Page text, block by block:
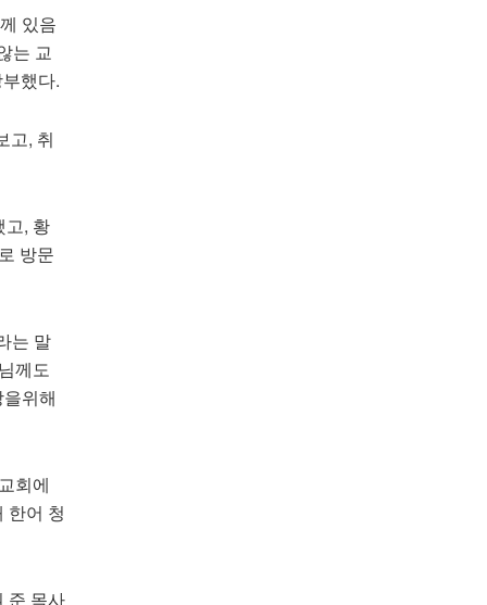
있음
는 교
했다.
고, 취
고, 황
방문
는 말
께도
위해
회에
한어 청
준 목사